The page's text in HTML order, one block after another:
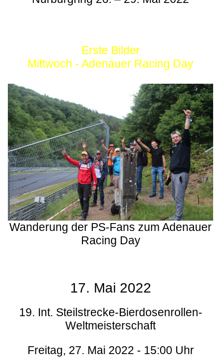
Erste Bilder
Mittwoch - Adenauer Racing Day
Wanderung der PS-Fans zum Adenauer
Racing Day
17. Mai 2022
19. Int. Steilstrecke-Bierdosenrollen-
Weltmeisterschaft
Freitag, 27. Mai 2022 - 15:00 Uhr